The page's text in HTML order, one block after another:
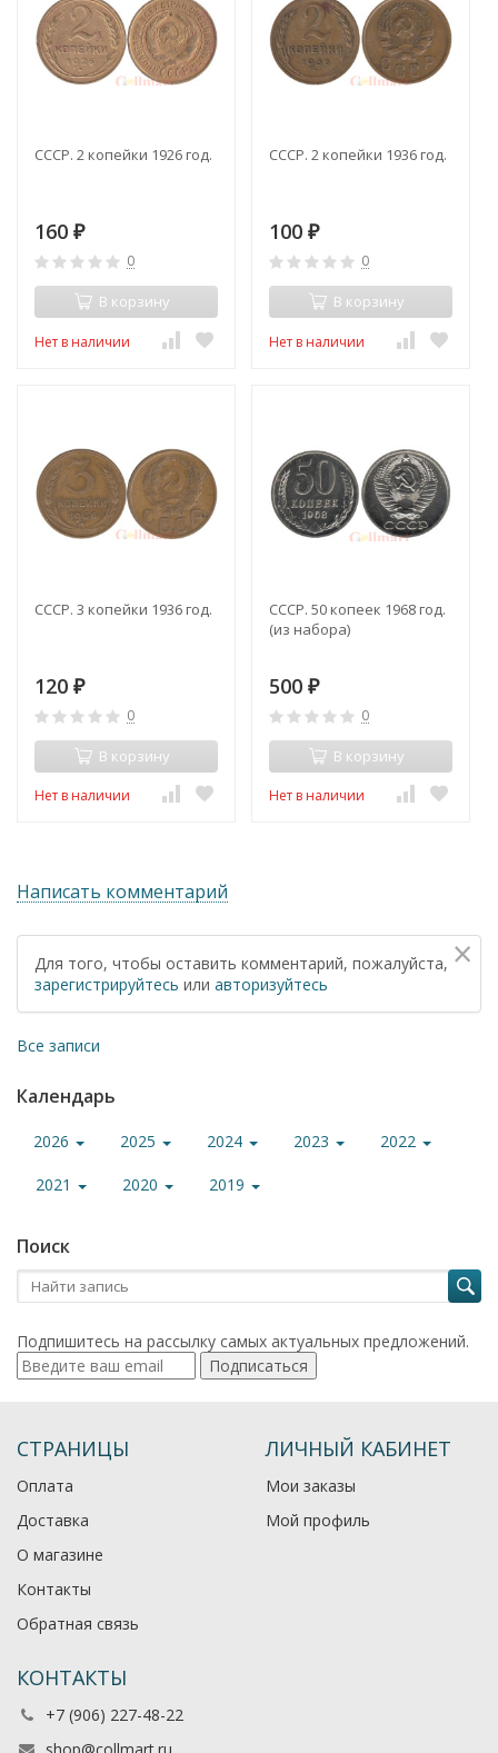
СССР. 2 копейки 1926 год.
160 ₽
0
В корзину
Нет в наличии
СССР. 2 копейки 1936 год.
100 ₽
0
В корзину
Нет в наличии
СССР. 3 копейки 1936 год.
120 ₽
0
В корзину
Нет в наличии
СССР. 50 копеек 1968 год.
(из набора)
500 ₽
0
В корзину
Нет в наличии
Написать комментарий
×
Для того, чтобы оставить комментарий, пожалуйста,
зарегистрируйтесь или авторизуйтесь
Все записи
Календарь
2026 2025 2024 2023 2022
2021 2020 2019
Поиск
Подпишитесь на рассылку самых актуальных предложений.
Подписаться
СТРАНИЦЫ
Оплата
Доставка
О магазине
Контакты
Обратная связь
ЛИЧНЫЙ КАБИНЕТ
Мои заказы
Мой профиль
КОНТАКТЫ
+7 (906) 227-48-22